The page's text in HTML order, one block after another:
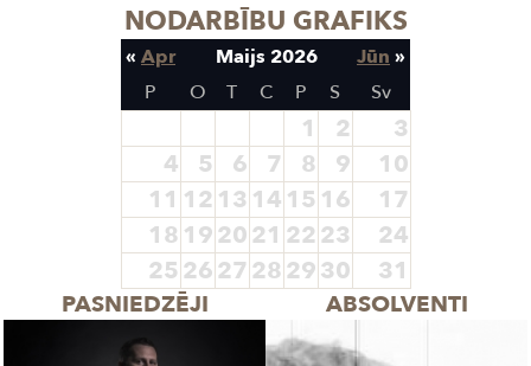
NODARBĪBU GRAFIKS
« Apr Maijs 2026 Jūn »
P
O T C P S Sv
1 2
3
4
5 6 7 8 9
10
11 12 13 14 15 16
17
18 19 20 21 22 23
24
25 26 27 28 2930 31
PASNIEDZĒJI ABSOLVENTI